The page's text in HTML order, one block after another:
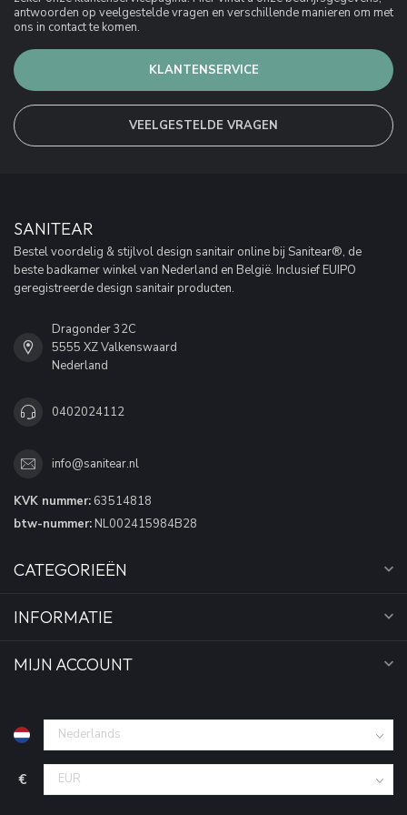
antwoorden op veelgestelde vragen en verschillende manieren om met
ons in contact te komen.
KLANTENSERVICE
VEELGESTELDE VRAGEN
SANITEAR
Bestel voordelig & stijlvol design sanitair online bij Sanitear®, de
beste badkamer winkel van Nederland en België. Inclusief EUIPO
geregistreerde design sanitair producten.
Dragonder 32C
5555 XZ Valkenswaard
Nederland
0402024112
info@sanitear.nl
KVK nummer: 63514818
btw-nummer: NL002415984B28
CATEGORIEËN
INFORMATIE
MIJN ACCOUNT
€